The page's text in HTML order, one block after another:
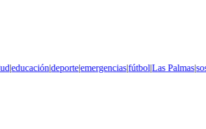
|educación|deporte|emergencias|fútbol|Las Palmas|